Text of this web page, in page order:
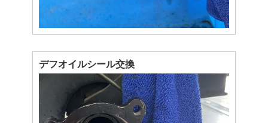
デフオイルシール交換